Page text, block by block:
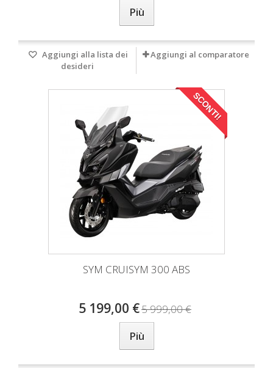
Più
Aggiungi alla lista dei
desideri
Aggiungi al comparatore
SCONTI!
SYM CRUISYM 300 ABS
5 199,00 €5 999,00 €
Più